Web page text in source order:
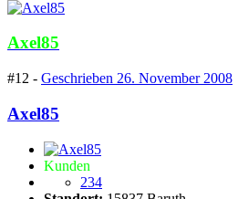
Axel85
#12 - Geschrieben 26. November 2008
Axel85
Kunden
234